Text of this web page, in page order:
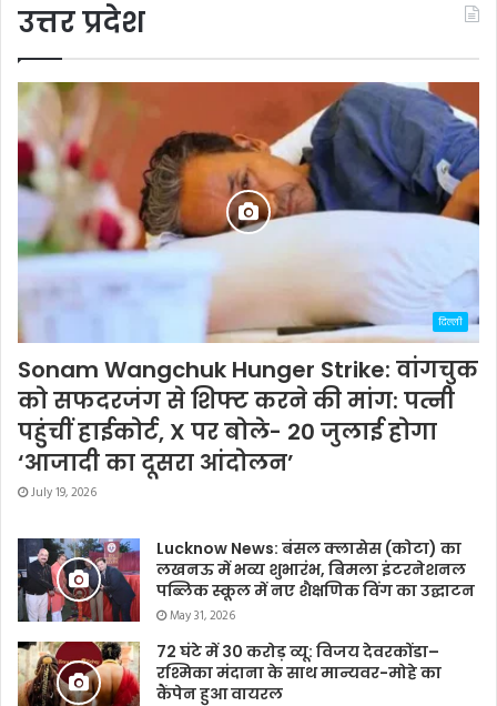
उत्तर प्रदेश
दिल्ली
Sonam Wangchuk Hunger Strike: वांगचुक
को सफदरजंग से शिफ्ट करने की मांग: पत्नी
पहुंचीं हाईकोर्ट, X पर बोले- 20 जुलाई होगा
‘आजादी का दूसरा आंदोलन’
July 19, 2026
Lucknow News: बंसल क्लासेस (कोटा) का
लखनऊ में भव्य शुभारंभ, बिमला इंटरनेशनल
पब्लिक स्कूल में नए शैक्षणिक विंग का उद्घाटन
May 31, 2026
72 घंटे में 30 करोड़ व्यू: विजय देवरकोंडा–
रश्मिका मंदाना के साथ मान्यवर-मोहे का
कैंपेन हुआ वायरल